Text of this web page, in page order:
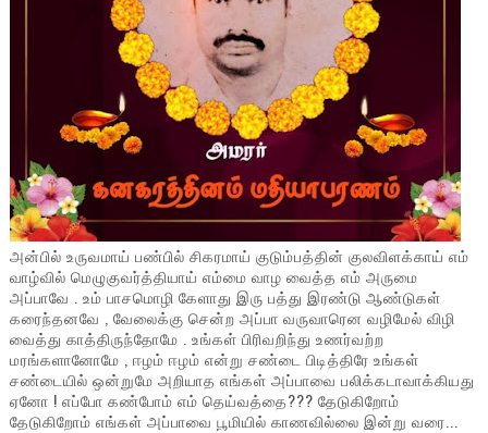
அன்பில் உருவமாய் பண்பில் சிகரமாய் குடும்பத்தின் குலவிளக்காய் எம்
வாழ்வில் மெழுகுவர்த்தியாய் எம்மை வாழ வைத்த எம் அருமை
அப்பாவே . உம் பாசமொழி கேளாது இரு பத்து இரண்டு ஆண்டுகள்
கரைந்தனவே , வேலைக்கு சென்ற அப்பா வருவாரென வழிமேல் விழி
வைத்து காத்திருந்தோமே . உங்கள் பிரிவறிந்து உணர்வற்ற
மரங்களானோமே , ஈழம் ஈழம் என்று சண்டை பிடித்திரே உங்கள்
சண்டையில் ஒன்றுமே அறியாத எங்கள் அப்பாவை பலிக்கடாவாக்கியது
ஏனோ ! எப்போ கண்போம் எம் தெய்வத்தை??? தேடுகிறோம்
தேடுகிறோம் எங்கள் அப்பாவை பூமியில் காணவில்லை இன்று வரை...